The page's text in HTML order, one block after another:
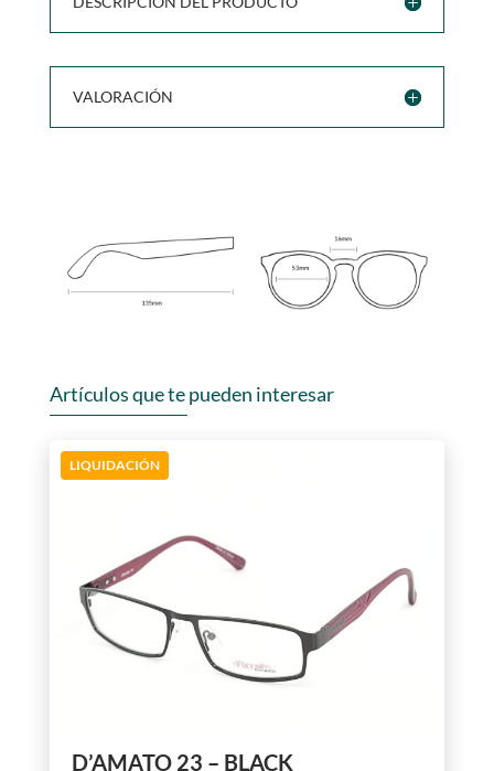
VALORACIÓN
Artículos que te pueden interesar
LIQUIDACIÓN
D’AMATO 23 – BLACK